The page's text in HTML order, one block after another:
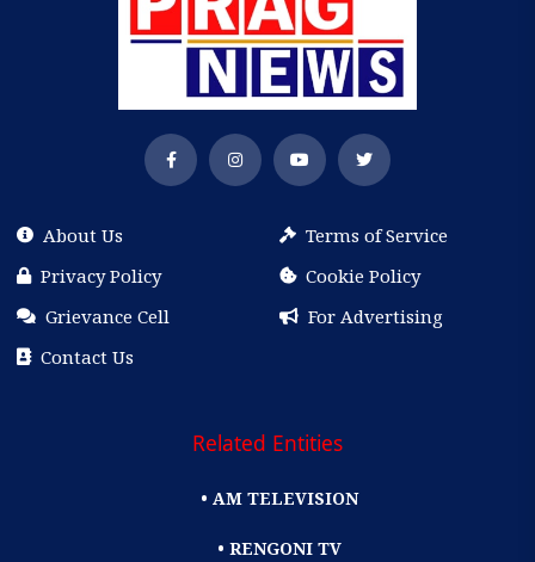
About Us
Terms of Service
Privacy Policy
Cookie Policy
Grievance Cell
For Advertising
Contact Us
Related Entities
• AM TELEVISION
• RENGONI TV